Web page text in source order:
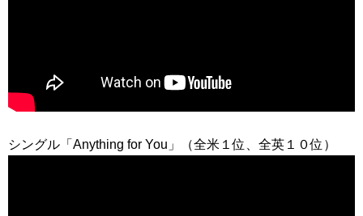
シングル「Anything for You」（全米１位、全英１０位）